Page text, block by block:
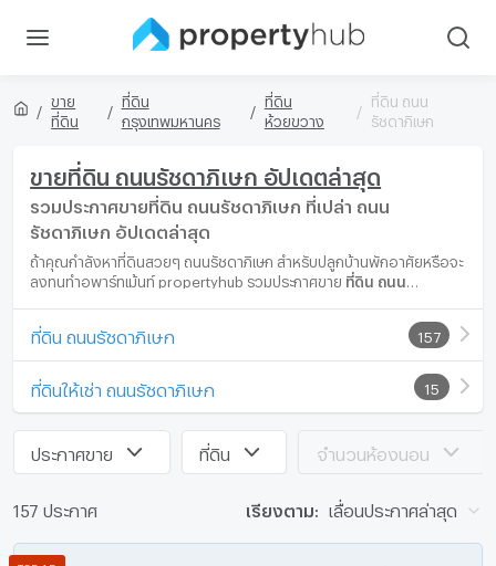
ขาย
ที่ดิน
ที่ดิน
กรุงเทพมหานคร
ที่ดิน
ห้วยขวาง
ที่ดิน ถนน
รัชดาภิเษก
ขายที่ดิน ถนนรัชดาภิเษก อัปเดตล่าสุด
รวมประกาศขายที่ดิน ถนนรัชดาภิเษก ที่เปล่า ถนน
รัชดาภิเษก อัปเดตล่าสุด
ถ้าคุณกำลังหาที่ดินสวยๆ ถนนรัชดาภิเษก สำหรับปลูกบ้านพักอาศัยหรือจะ
ลงทุนทำอพาร์ทเม้นท์ propertyhub รวมประกาศขาย ที่ดิน ถนน
ราคาเหมาะสมที่สุด
ที่ดิน ถนนรัชดาภิเษก 157
ที่ดินให้เช่า ถนนรัชดาภิเษก 15
ประกาศขาย ที่ดิน จำนวนห้องนอน
157 ประกาศ เรียงตาม: เลื่อนประกาศล่าสุด